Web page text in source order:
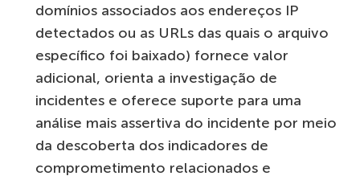
domínios associados aos endereços IP
detectados ou as URLs das quais o arquivo
específico foi baixado) fornece valor
adicional, orienta a investigação de
incidentes e oferece suporte para uma
análise mais assertiva do incidente por meio
da descoberta dos indicadores de
comprometimento relacionados e